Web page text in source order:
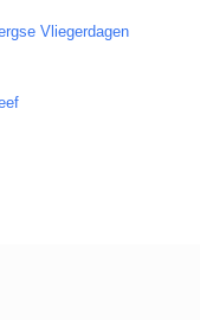
Vliegerdagen